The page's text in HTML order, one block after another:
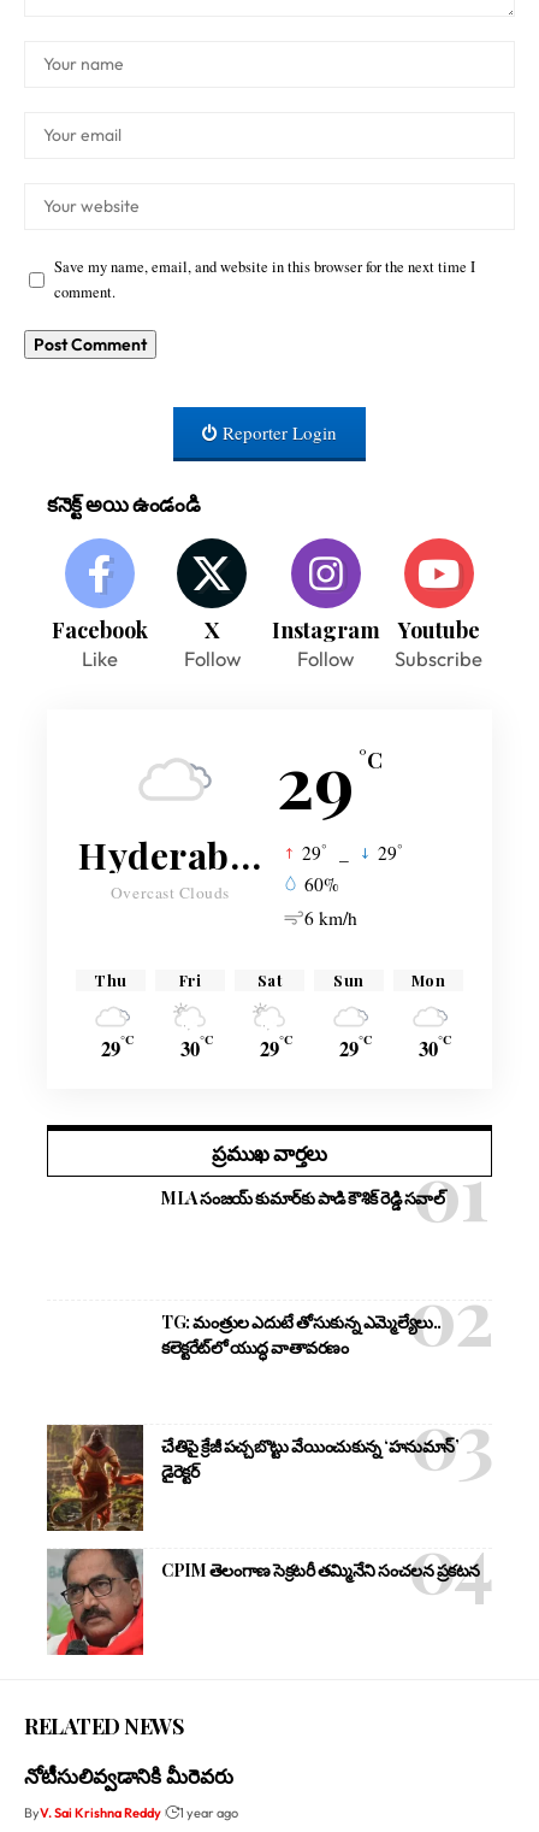
Save my name, email, and website in this browser for the next time I
comment.
Reporter Login
కనెక్ట్ అయి ఉండండి
Facebook
Like
X
Follow
Instagram
Follow
Youtube
Subscribe
29 °C
Hyderabad
Overcast Clouds
29° 29°
60%
6 km/h
Thu
29°C
Fri
30°C
Sat
29°C
Sun
29°C
Mon
30°C
ప్రముఖ వార్తలు
MLA సంజయ్ కుమార్‌కు పాడి కౌశిక్ రెడ్డి సవాల్
TG: మంత్రుల ఎదుటే తోసుకున్న ఎమ్మెల్యేలు..
కలెక్టరేట్‌లో యుద్ధ వాతావరణం
చేతిపై క్రేజీ పచ్చబొట్టు వేయించుకున్న ‘హనుమాన్’
డైరెక్టర్
CPIM తెలంగాణ సెక్రటరీ తమ్మినేని సంచలన ప్రకటన
RELATED NEWS
నోటీసులివ్వడానికి మీరెవరు
ByV. Sai Krishna Reddy 1 year ago